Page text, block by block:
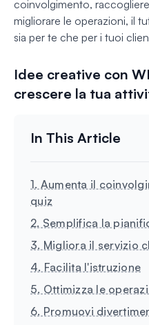
coinvolgimento,
migliorare le operazioni, il
sia per te che per i tuoi
Idee creative con
crescere la tua
1. Aumenta il
quiz
2. Semplifica la
3. Migliora il servizio
4. Facilita l'istruzione
5. Ottimizza le
6. Promuovi